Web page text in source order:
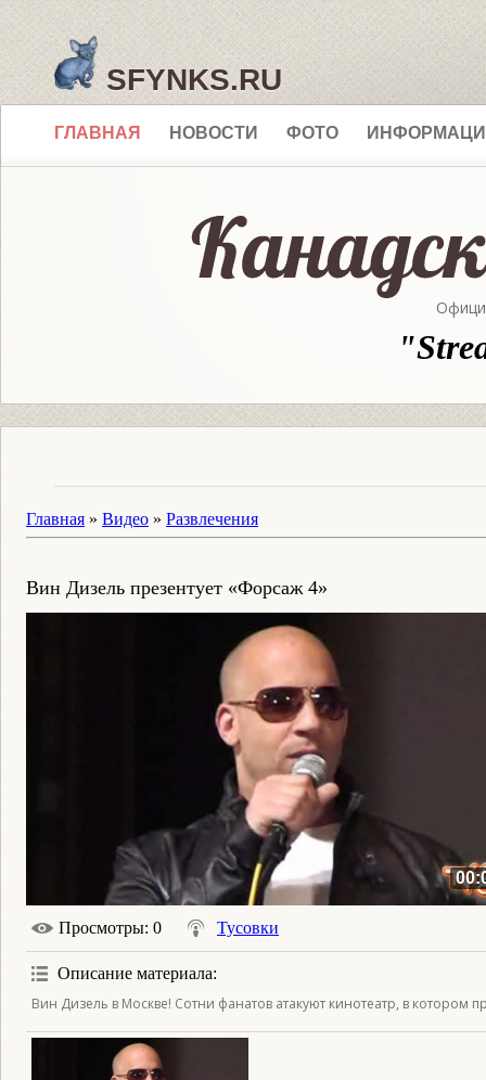
SFYNKS.RU
ГЛАВНАЯ НОВОСТИ ФОТО
Главная » Видео » Развлечения
Вин Дизель презентует «Форсаж 4»
Просмотры: 0 Тусовки
Описание материала:
Вин Дизель в Москве! Сотни фанатов атакуют кинотеатр, в